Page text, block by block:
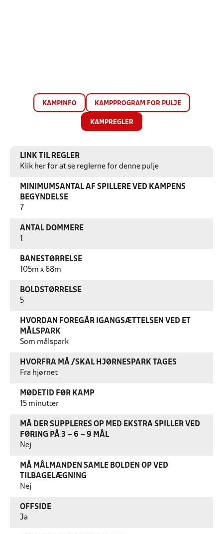
KAMPINFO KAMPPROGRAM FOR PULJE
KAMPREGLER
LINK TIL REGLER
Klik her for at se reglerne for denne pulje
MINIMUMSANTAL AF SPILLERE VED KAMPENS
BEGYNDELSE
7
ANTAL DOMMERE
BANESTØRRELSE
105m x 68m
BOLDSTØRRELSE
5
HVORDAN FOREGÅR IGANGSÆTTELSEN VED ET
MÅLSPARK
Som målspark
HVORFRA MÅ /SKAL HJØRNESPARK TAGES
Fra hjørnet
MØDETID FØR KAMP
15 minutter
MÅ DER SUPPLERES OP MED EKSTRA SPILLER VED
FØRING PÅ 3 – 6 – 9 MÅL
Nej
MÅ MÅLMANDEN SAMLE BOLDEN OP VED
TILBAGELÆGNING
Nej
OFFSIDE
Ja